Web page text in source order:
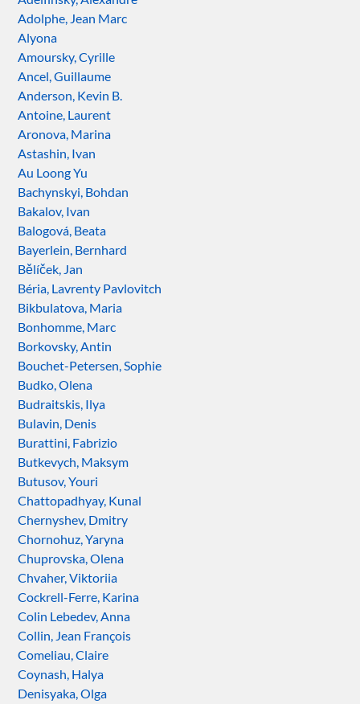
Adolphe, Jean Marc
Alyona
Amoursky, Cyrille
Ancel, Guillaume
Anderson, Kevin B.
Antoine, Laurent
Aronova, Marina
Astashin, Ivan
Au Loong Yu
Bachynskyi, Bohdan
Bakalov, Ivan
Balogová, Beata
Bayerlein, Bernhard
Bělíček, Jan
Béria, Lavrenty Pavlovitch
Bikbulatova, Maria
Bonhomme, Marc
Borkovsky, Antin
Bouchet-Petersen, Sophie
Budko, Olena
Budraitskis, Ilya
Bulavin, Denis
Burattini, Fabrizio
Butkevych, Maksym
Butusov, Youri
Chattopadhyay, Kunal
Chernyshev, Dmitry
Chornohuz, Yaryna
Chuprovska, Olena
Chvaher, Viktoriia
Cockrell-Ferre, Karina
Colin Lebedev, Anna
Collin, Jean François
Comeliau, Claire
Coynash, Halya
Denisyaka, Olga